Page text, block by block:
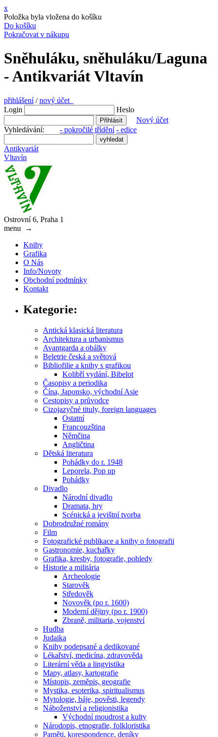
x
Položka byla vložena do košíku
Do košíku
Pokračovat v nákupu
Sněhuláku, sněhuláku/Laguna
- Antikvariát Vltavín
přihlášení/nový účet
Login
Heslo
Nový účet
Vyhledávání: - pokročilé třídění - edice
Antikvariát
Vltavín
Ostrovní 6, Praha 1
menu
→
Knihy
Grafika
O Nás
Info/Novoty
Obchodní podmínky
Kontakt
Kategorie:
Antická klasická literatura
Architektura a urbanismus
Avantgarda a obálky
Beletrie česká a světová
Bibliofilie a knihy s grafikou
Kolibří vydání, Bibelot
Časopisy a periodika
Čína, Japonsko, východní Asie
Cestopisy a průvodce
Cizojazyčné tituly, foreign languages
Ostatní
Francouzština
Němčina
Angličtina
Dětská literatura
Pohádky do r. 1948
Leporela, Pop up
Pohádky
Divadlo
Národní divadlo
Dramata, hry
Scénická a jevištní tvorba
Dobrodružné romány
Film
Fotografické publikace a knihy o fotografii
Gastronomie, kuchařky
Grafika, kresby, fotografie, pohledy
Historie a militária
Archeologie
Starověk
Středověk
Novověk (po r. 1600)
Moderní dějiny (po r. 1900)
Zbraně, militaria, vojenství
Hudba
Judaika
Knihy podepsané a dedikované
Lékařství, medicína, zdravověda
Literární věda a lingvistika
Mapy, atlasy, kartografie
Místopis, zeměpis, geografie
Mystika, esoterika, spiritualismus
Mytologie, báje, pověsti, legendy
Náboženství a religionistika
Východní moudrost a kulty
Národopis, etnografie, folkloristika
Paměti, korespondence, deníky